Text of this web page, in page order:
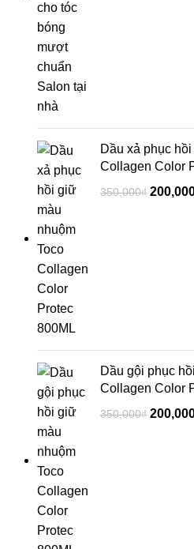
Dầu xả phục
Collagen Color
350,000₫
Dầu gội phục
Collagen Color
350,000₫